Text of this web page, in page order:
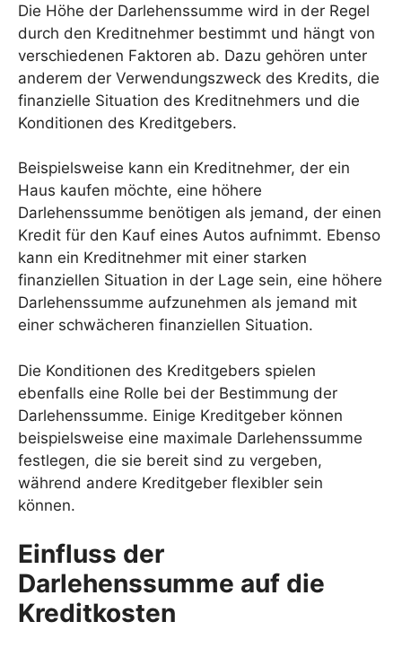
Die Höhe der Darlehenssumme wird in der Regel
durch den Kreditnehmer bestimmt und hängt von
verschiedenen Faktoren ab. Dazu gehören unter
anderem der Verwendungszweck des Kredits, die
finanzielle Situation des Kreditnehmers und die
Konditionen des Kreditgebers.
Beispielsweise kann ein Kreditnehmer, der ein
Haus kaufen möchte, eine höhere
Darlehenssumme benötigen als jemand, der einen
Kredit für den Kauf eines Autos aufnimmt. Ebenso
kann ein Kreditnehmer mit einer starken
finanziellen Situation in der Lage sein, eine höhere
Darlehenssumme aufzunehmen als jemand mit
einer schwächeren finanziellen Situation.
Die Konditionen des Kreditgebers spielen
ebenfalls eine Rolle bei der Bestimmung der
Darlehenssumme. Einige Kreditgeber können
beispielsweise eine maximale Darlehenssumme
festlegen, die sie bereit sind zu vergeben,
während andere Kreditgeber flexibler sein
können.
Einfluss der
Darlehenssumme auf die
Kreditkosten